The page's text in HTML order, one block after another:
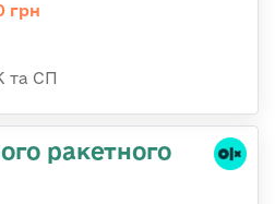
грн
та СП
ракетного